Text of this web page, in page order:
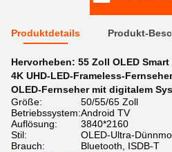
Produktdetails Produkt-
Hervorheben: 55 Zoll OLED Smart
4K UHD-LED-Frameless-Fernseher
OLED-Fernseher mit digitalem
Größe:
50/55/65 Zoll
Betriebssystem:Android TV
Auflösung:
3840*2160
Stil:
OLED-Ultra-
Brauch:
Bluetooth, ISDB-T